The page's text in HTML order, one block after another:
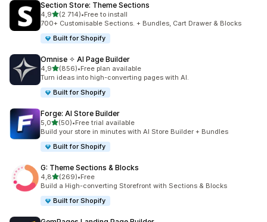
Section Store: Theme Sections
4,9z 5 hvězd
(2 714)
Celkový počet recenzí: 2714
•Free to install
700+ Customisable Sections. + Bundles, Cart Drawer & Blocks
Built for Shopify
Omnise ✧ AI Page Builder
4,9z 5 hvězd
(856)
Celkový počet recenzí: 856
•Free plan available
Turn ideas into high-converting pages with AI.
Built for Shopify
Forge: AI Store Builder
5,0z 5 hvězd
(50)
Celkový počet recenzí: 50
•Free trial available
Build your store in minutes with AI Store Builder + Bundles
Built for Shopify
G: Theme Sections & Blocks
4,8z 5 hvězd
(269)
Celkový počet recenzí: 269
•Free
Build a High-converting Storefront with Sections & Blocks
Built for Shopify